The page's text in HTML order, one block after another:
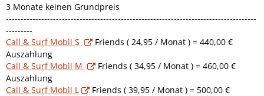
3 Monate keinen Grundpreis
-------------------------------------------------------------------------------------
---------
Call & Surf Mobil S
Friends ( 24,95 / Monat ) = 440,00 €
Auszahlung
Call & Surf Mobil M
Friends ( 34,95 / Monat ) = 460,00 €
Auszahlung
Call & Surf Mobil L
Friends ( 39,95 / Monat ) = 500,00 €